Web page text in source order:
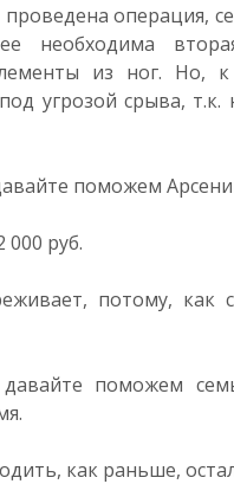
операция,
необходима
из ног. Но,
угрозой срыва,
поможем
000 руб.
потому, как
поможем
как раньше,